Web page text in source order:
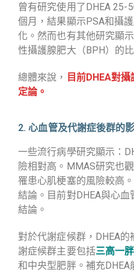
曾有研究使用了DHEA 25-
個月，結果顯示PSA和攝
化。然而也有其他研究顯
性攝護腺肥大（BPH）的
總體來說， 目前DHEA對
定論。
2. 心血管及代謝症後群的
一些流行病學研究顯示：
險相對高。MMAS研究也
罹患心肌梗塞的風險較高
結論。目前對DHEA與心
結論。
對於代謝症候群，DHEA
謝症候群主要包括三高一胖
和中央型肥胖。補充